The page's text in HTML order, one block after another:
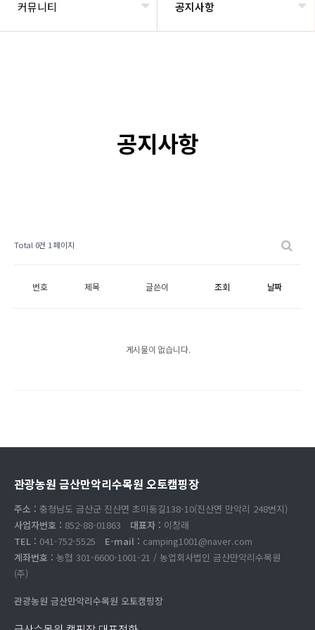
커뮤니티 공지사항
공지사항
Total 0건 1 페이지
번호 제목 글쓴이 조회 날짜
게시물이 없습니다.
관광농원 금산만악리수목원 오토캠핑장
주소 : 충청남도 금산군 진산면 초미동길138-10(진산면 만악리 248번지)
사업자번호 : 852-88-01863 대표자 : 이창래
TEL : 041-752-5525 E-mail : camping1001@naver.com
계좌번호 : 농협 301-6600-1001-21 / 농업회사법인 금산만악리수목원
(주)
관광농원 금산만악리수목원 오토캠핑장